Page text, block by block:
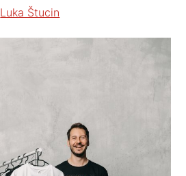
Luka Štucin